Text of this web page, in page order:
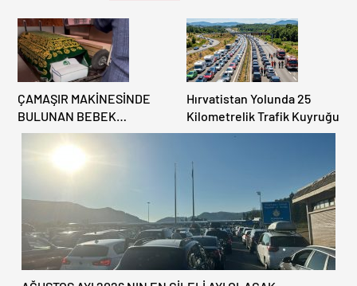
ÇAMAŞIR MAKİNESİNDE
BULUNAN BEBEK
CENAZESİ ŞOK ETTİ
Hırvatistan Yolunda 25
Kilometrelik Trafik Kuyruğu